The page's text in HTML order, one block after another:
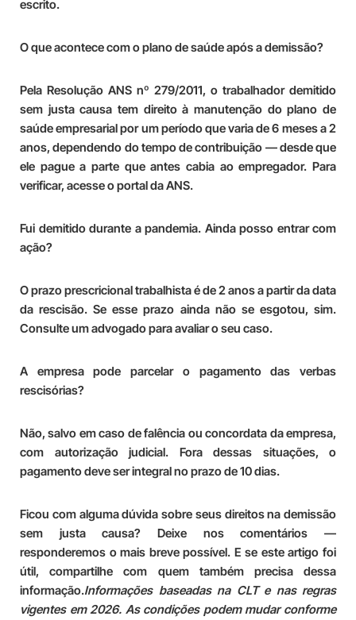
escrito.
O que acontece com o plano de saúde após a demissão?
Pela Resolução ANS nº 279/2011, o trabalhador demitido
sem justa causa tem direito à manutenção do plano de
saúde empresarial por um período que varia de 6 meses a 2
anos, dependendo do tempo de contribuição — desde que
ele pague a parte que antes cabia ao empregador. Para
verificar, acesse o portal da ANS.
Fui demitido durante a pandemia. Ainda posso entrar com
ação?
O prazo prescricional trabalhista é de 2 anos a partir da data
da rescisão. Se esse prazo ainda não se esgotou, sim.
Consulte um advogado para avaliar o seu caso.
A empresa pode parcelar o pagamento das verbas
rescisórias?
Não, salvo em caso de falência ou concordata da empresa,
com autorização judicial. Fora dessas situações, o
pagamento deve ser integral no prazo de 10 dias.
Ficou com alguma dúvida sobre seus direitos na demissão
sem justa causa? Deixe nos comentários —
responderemos o mais breve possível. E se este artigo foi
útil, compartilhe com quem também precisa dessa
informação.Informações baseadas na CLT e nas regras
vigentes em 2026. As condições podem mudar conforme